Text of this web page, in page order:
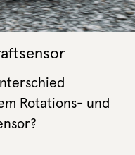
Rotations- und